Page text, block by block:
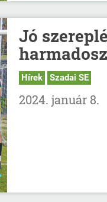
Jó
Hírek Szadai SE
2024. január 8.